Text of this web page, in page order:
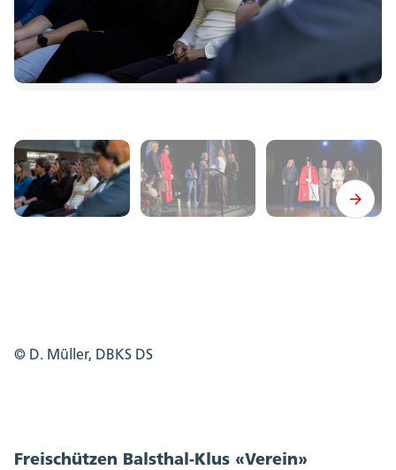
© D. Müller, DBKS DS
Freischützen Balsthal-Klus «Verein»